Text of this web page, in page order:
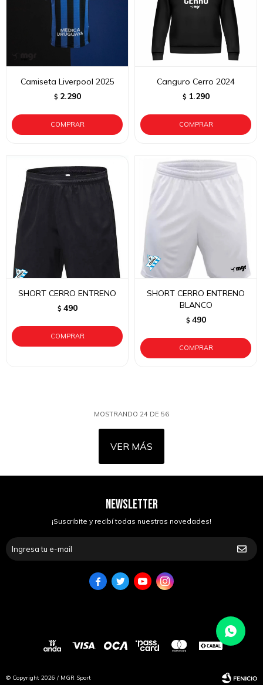
Camiseta Liverpool 2025
$ 2.290
Canguro Cerro 2024
$ 1.290
SHORT CERRO ENTRENO
$ 490
SHORT CERRO ENTRENO
BLANCO
$ 490
MOSTRANDO 24 DE 56
VER MÁS
NEWSLETTER
¡Suscribite y recibí todas nuestras novedades!
   
© Copyright 2026 / MGR Sport